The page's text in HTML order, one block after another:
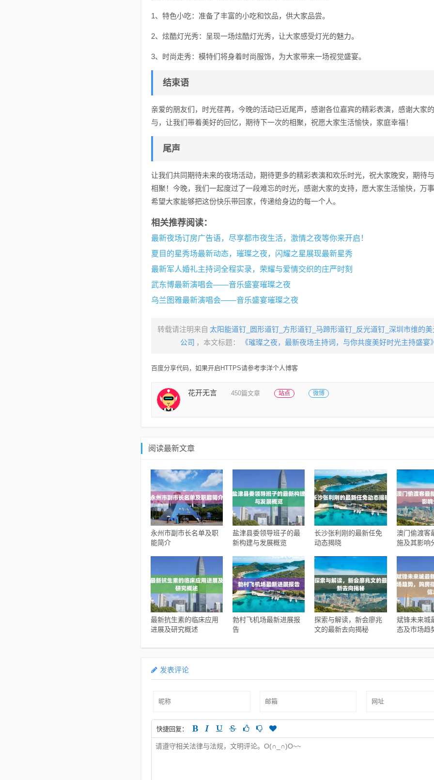
1、特色小吃：准备了丰富的小吃和饮品，供大家品尝。
2、炫酷灯光秀：呈现一场炫酷灯光秀，让大家感受灯光的魅力。
3、时尚走秀：模特们将身着时尚服饰，为大家带来一场视觉盛宴。
结束语
亲爱的朋友们，时光荏苒，今晚的活动已近尾声，感谢各位嘉宾的精彩表演，感谢大家
与，让我们带着美好的回忆，期待下一次的相聚，祝愿大家生活愉快，家庭幸福！
尾声
让我们共同期待未来的夜场活动，期待更多的精彩表演和欢乐时光，祝大家晚安，期待
相聚！今晚，我们一起度过了一段难忘的时光，感谢大家的支持，愿大家生活愉快，万
希望大家能够把这份快乐带回家，传递给身边的每一个人。
相关推荐阅读：
最新夜场订房广告语，尽享都市夜生活，激情之夜等你来开启！
夏目的星秀场最新动态，璀璨之夜，闪耀之星展现最新星秀
最新军人婚礼主持词全程实录，荣耀与爱情交织的庄严时刻
武东博最新演唱会——音乐盛宴璀璨之夜
乌兰图雅最新演唱会——音乐盛宴璀璨之夜
转载请注明来自 太阳能道钉_圆形道钉_方形道钉_马蹄形道钉_反光道钉_深圳市维的
公司 ，本文标题： 《璀璨之夜，最新夜场主持词，与你共度美好时光主持盛宴
百度分享代码，如果开启HTTPS请参考李洋个人博客
花开无言 450篇文章 站点 微博
阅读最新文章
永州市副市长名单及职
能简介
盐津县委领导班子的最
新构建与发展概览
长沙张利刚的最新任免
动态揭晓
澳门偷渡客
施及其影响
最新抗生素的临床应用
进展及研究概述
勃村飞机场最新进展报
告
探索与解读，新会廖兆
文的最新去向揭秘
斌锋未来城
态及市场趋
发表评论
快捷回复：